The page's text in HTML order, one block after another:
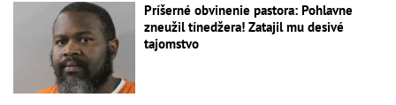
Príšerné obvinenie pastora: Pohlavne
zneužil tínedžera! Zatajil mu desivé
tajomstvo